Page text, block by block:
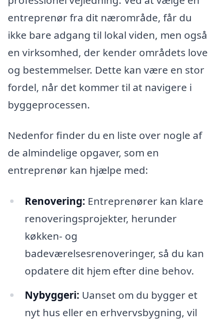
entreprenør fra dit nærområde, får du
ikke bare adgang til lokal viden, men også
en virksomhed, der kender områdets love
og bestemmelser. Dette kan være en stor
fordel, når det kommer til at navigere i
byggeprocessen.
Nedenfor finder du en liste over nogle af
de almindelige opgaver, som en
entreprenør kan hjælpe med:
Renovering: Entreprenører kan klare
renoveringsprojekter, herunder
køkken- og
badeværelsesrenoveringer, så du kan
opdatere dit hjem efter dine behov.
Nybyggeri: Uanset om du bygger et
nyt hus eller en erhvervsbygning, vil